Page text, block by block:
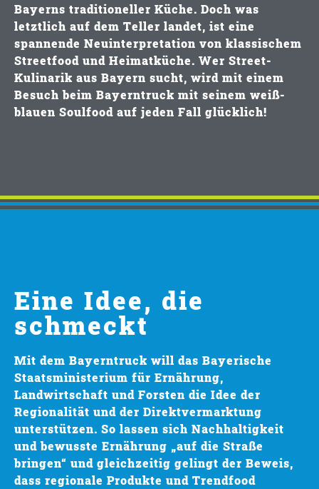
Bayerns traditioneller Küche. Doch was
letztlich auf dem Teller landet, ist eine
spannende Neuinterpretation von klassischem
Streetfood und Heimatküche. Wer Street-
Kulinarik aus Bayern sucht, wird mit einem
Besuch beim Bayerntruck mit seinem weiß-
blauen Soulfood auf jeden Fall glücklich!
Eine Idee, die
schmeckt
Mit dem Bayerntruck will das Bayerische
Staatsministerium für Ernährung,
Landwirtschaft und Forsten die Idee der
Regionalität und der Direktvermarktung
unterstützen. So lassen sich Nachhaltigkeit
und bewusste Ernährung „auf die Straße
bringen“ und gleichzeitig gelingt der Beweis,
dass regionale Produkte und Trendfood